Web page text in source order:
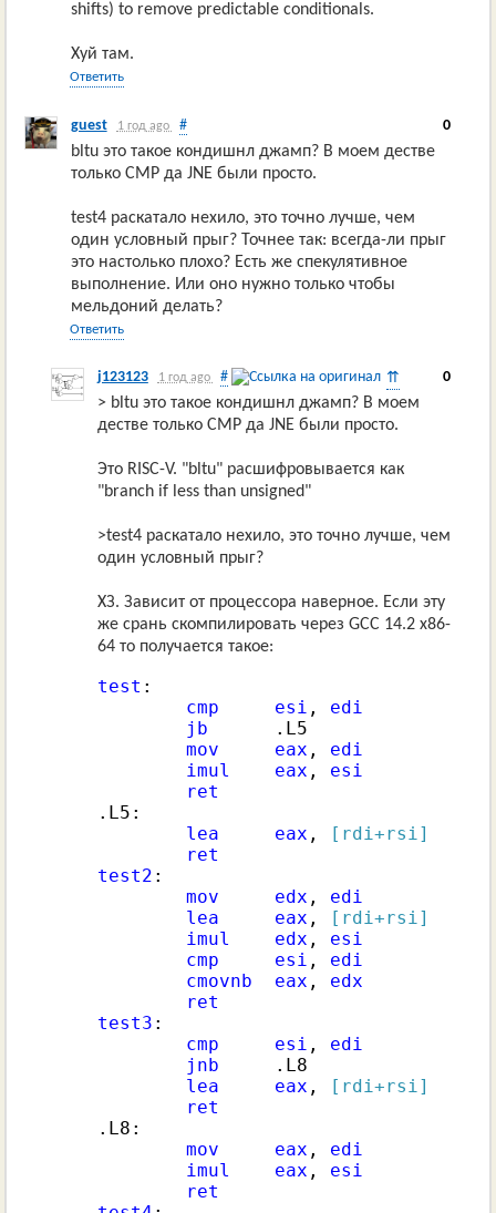
shifts) to remove predictable conditionals.
Хуй там.
Ответить
guest 1 год ago # 0
bltu это такое кондишнл джамп? В моем дестве
только CMP да JNE были просто.
test4 раскатало нехило, это точно лучше, чем
один условный прыг? Точнее так: всегда-ли прыг
это настолько плохо? Есть же спекулятивное
выполнение. Или оно нужно только чтобы
мельдоний делать?
Ответить
j123123 1 год ago # 0
⇈
> bltu это такое кондишнл джамп? В моем
дестве только CMP да JNE были просто.
Это RISC-V. "bltu" расшифровывается как
"branch if less than unsigned"
>test4 раскатало нехило, это точно лучше, чем
один условный прыг?
ХЗ. Зависит от процессора наверное. Если эту
же срань скомпилировать через GCC 14.2 x86-
64 то получается такое:
test :
cmp
esi , edi
jb
.L5
mov
eax , edi
imul
eax , esi
ret
.L5 :
lea
eax ,
[rdi+rsi]
ret
test2 :
mov
edx , edi
lea
eax ,
[rdi+rsi]
imul
edx , esi
cmp
esi , edi
cmovnb
eax , edx
ret
test3 :
cmp
esi , edi
jnb
.L8
lea
eax ,
[rdi+rsi]
ret
.L8 :
mov
eax , edi
imul
eax , esi
ret